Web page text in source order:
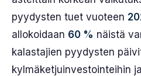
pyydysten tuet vuoteen
allokoidaan 60 % näistä
kalastajien pyydysten
kylmäketjuinvestointeihin ja